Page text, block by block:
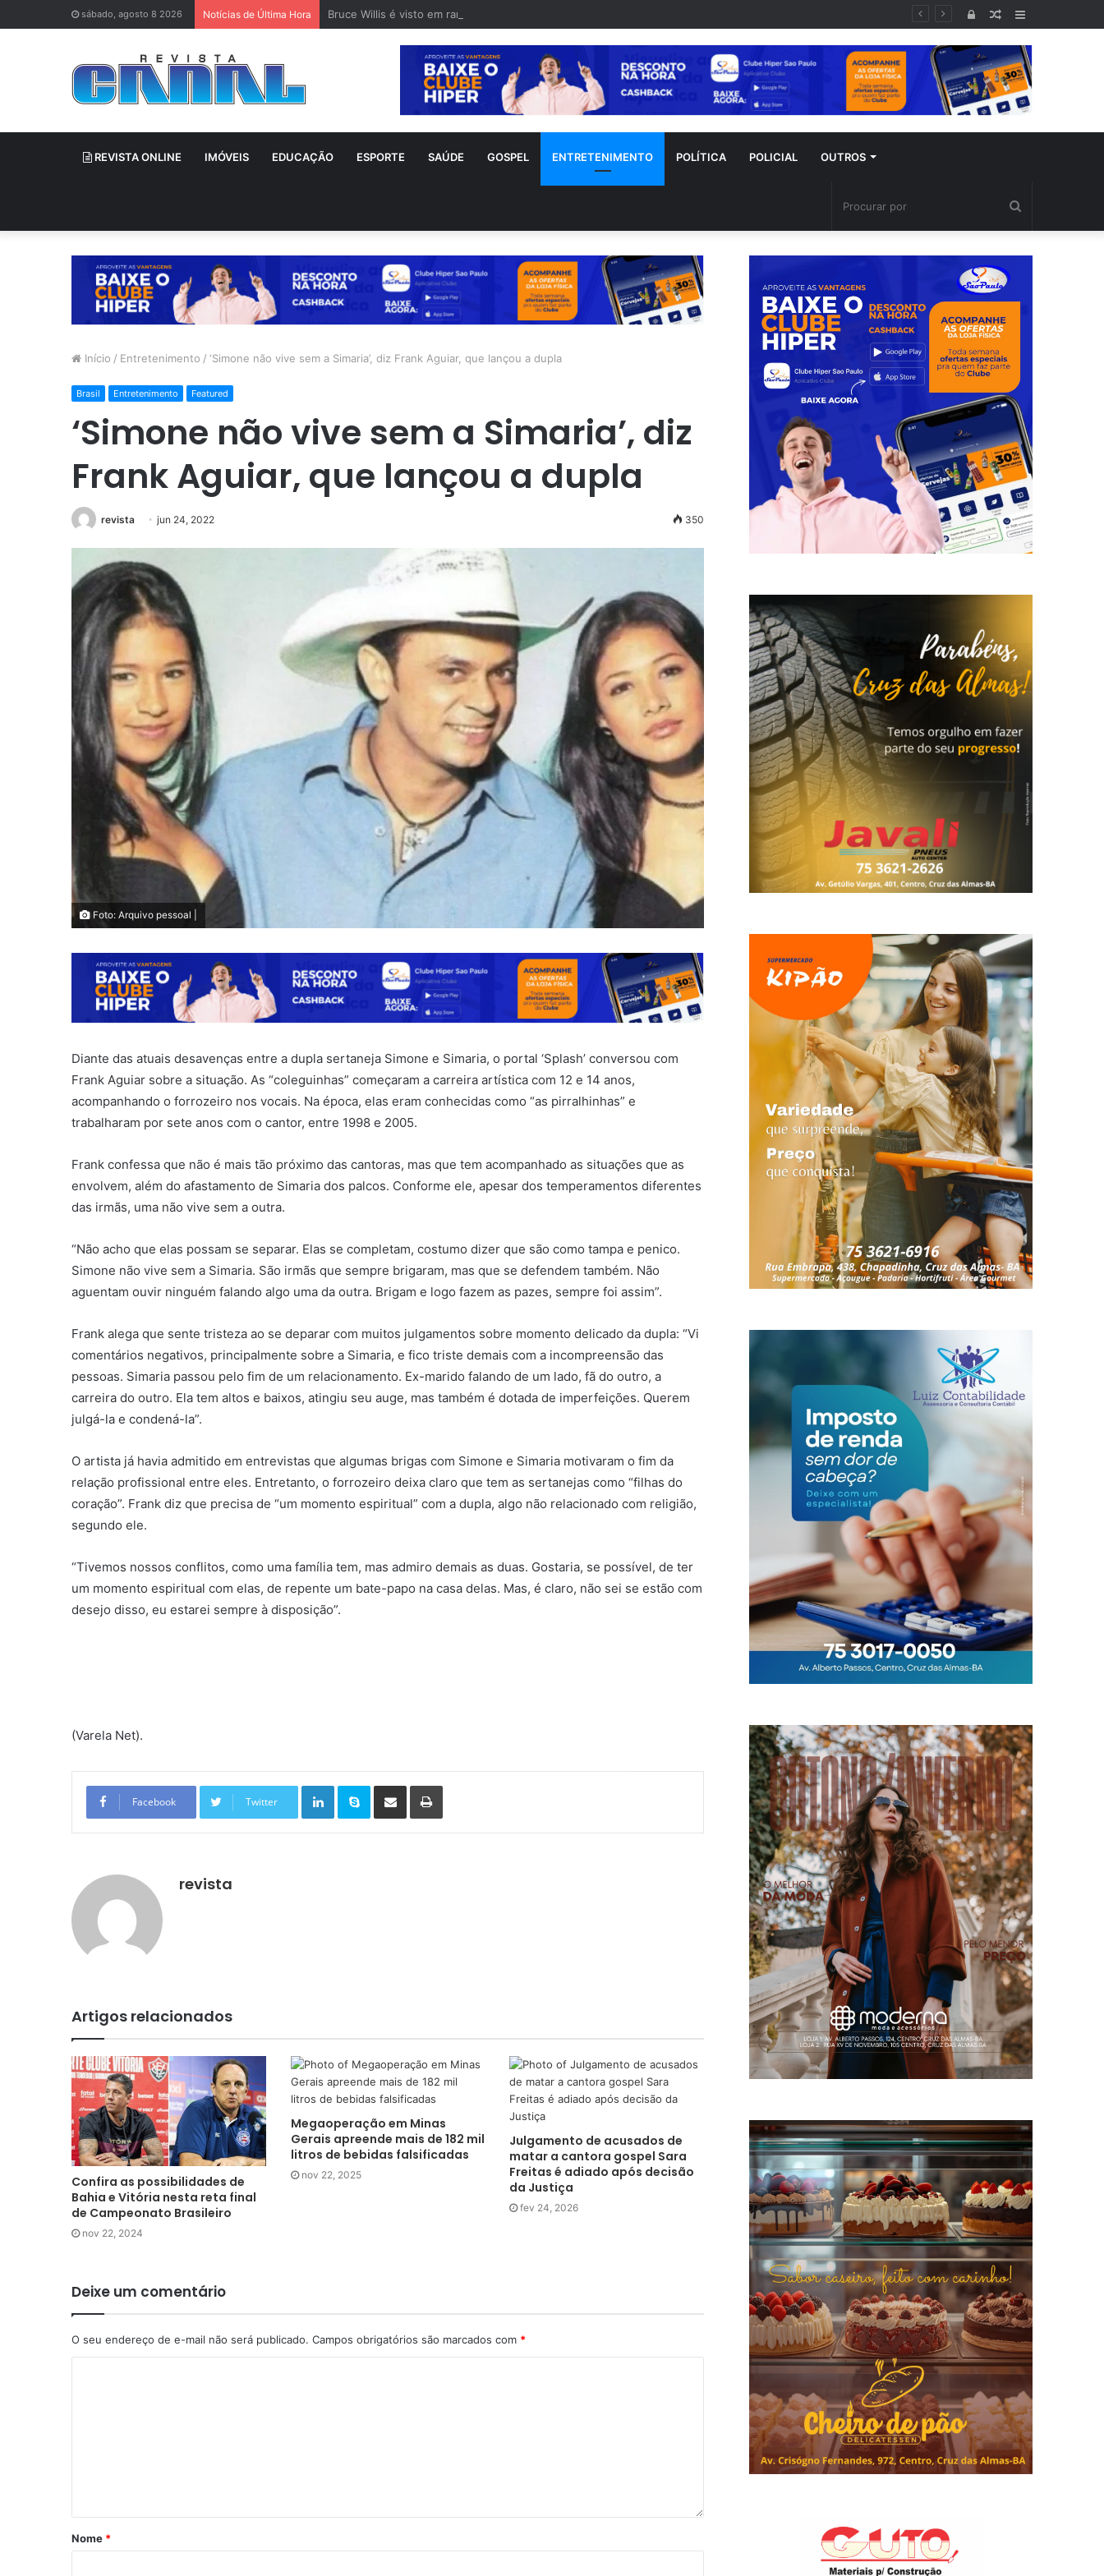
sábado, agosto 8 2026 Notícias de Última Hora Bruce Willis é visto em rara aparição após diagnóstico de demência frontotemporal
Lateral
Artigo
aleatório
Entrar
REVISTA ONLINE IMÓVEIS EDUCAÇÃO ESPORTE SAÚDE GOSPEL ENTRETENIMENTO POLÍTICA POLICIAL OUTROS
por
Início / Entretenimento / ‘Simone não vive sem a Simaria’, diz Frank Aguiar, que lançou a dupla
Brasil Entretenimento Featured
‘Simone não vive sem a Simaria’, diz
Frank Aguiar, que lançou a dupla
revista jun 24, 2022 350
Foto: Arquivo pessoal |
Diante das atuais desavenças entre a dupla sertaneja Simone e Simaria, o portal ‘Splash’ conversou com
Frank Aguiar sobre a situação. As “coleguinhas” começaram a carreira artística com 12 e 14 anos,
acompanhando o forrozeiro nos vocais. Na época, elas eram conhecidas como “as pirralhinhas” e
trabalharam por sete anos com o cantor, entre 1998 e 2005.
Frank confessa que não é mais tão próximo das cantoras, mas que tem acompanhado as situações que as
envolvem, além do afastamento de Simaria dos palcos. Conforme ele, apesar dos temperamentos diferentes
das irmãs, uma não vive sem a outra.
“Não acho que elas possam se separar. Elas se completam, costumo dizer que são como tampa e penico.
Simone não vive sem a Simaria. São irmãs que sempre brigaram, mas que se defendem também. Não
aguentam ouvir ninguém falando algo uma da outra. Brigam e logo fazem as pazes, sempre foi assim”.
Frank alega que sente tristeza ao se deparar com muitos julgamentos sobre momento delicado da dupla: “Vi
comentários negativos, principalmente sobre a Simaria, e fico triste demais com a incompreensão das
pessoas. Simaria passou pelo fim de um relacionamento. Ex-marido falando de um lado, fã do outro, a
carreira do outro. Ela tem altos e baixos, atingiu seu auge, mas também é dotada de imperfeições. Querem
julgá-la e condená-la”.
O artista já havia admitido em entrevistas que algumas brigas com Simone e Simaria motivaram o fim da
relação profissional entre eles. Entretanto, o forrozeiro deixa claro que tem as sertanejas como “filhas do
coração”. Frank diz que precisa de “um momento espiritual” com a dupla, algo não relacionado com religião,
segundo ele.
“Tivemos nossos conflitos, como uma família tem, mas admiro demais as duas. Gostaria, se possível, de ter
um momento espiritual com elas, de repente um bate-papo na casa delas. Mas, é claro, não sei se estão com
desejo disso, eu estarei sempre à disposição”.
(Varela Net).
Facebook Twitter
Linkedin Skype
revista
Artigos relacionados
Confira as possibilidades de
Bahia e Vitória nesta reta final
de Campeonato Brasileiro
nov 22, 2024
Megaoperação em Minas
Gerais apreende mais de 182 mil
litros de bebidas falsificadas
nov 22, 2025
Julgamento de acusados de
matar a cantora gospel Sara
Freitas é adiado após decisão
da Justiça
fev 24, 2026
Deixe um comentário
O seu endereço de e-mail não será publicado. Campos obrigatórios são marcados com *
Nome *